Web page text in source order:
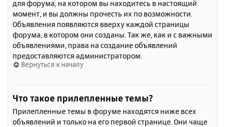
для форума, на котором вы находитесь в настоящий
момент, и вы должны прочесть их по возможности.
Объявления появляются вверху каждой страницы
форума, в котором они созданы. Так же, как и с важными
объявлениями, права на создание объявлений
предоставляются администратором.
Вернуться к началу
Что такое прилепленные темы?
Прилепленные темы в форуме находятся ниже всех
объявлений и только на его первой странице. Они чаще